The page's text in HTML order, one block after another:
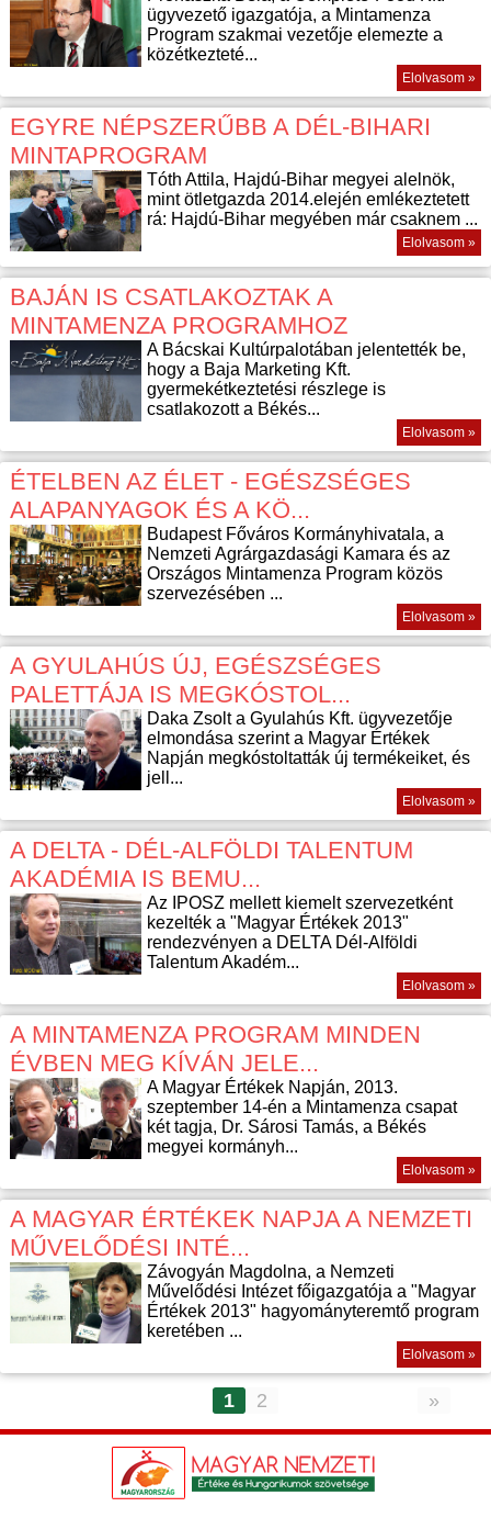
ügyvezető igazgatója, a Mintamenza
Program szakmai vezetője elemezte a
közétkezteté...
Elolvasom »
EGYRE NÉPSZERŰBB A DÉL-BIHARI
MINTAPROGRAM
Tóth Attila, Hajdú-Bihar megyei alelnök,
mint ötletgazda 2014.elején emlékeztetett
rá: Hajdú-Bihar megyében már csaknem ...
Elolvasom »
BAJÁN IS CSATLAKOZTAK A
MINTAMENZA PROGRAMHOZ
A Bácskai Kultúrpalotában jelentették be,
hogy a Baja Marketing Kft.
gyermekétkeztetési részlege is
csatlakozott a Békés...
Elolvasom »
ÉTELBEN AZ ÉLET - EGÉSZSÉGES
ALAPANYAGOK ÉS A KÖ...
Budapest Főváros Kormányhivatala, a
Nemzeti Agrárgazdasági Kamara és az
Országos Mintamenza Program közös
szervezésében ...
Elolvasom »
A GYULAHÚS ÚJ, EGÉSZSÉGES
PALETTÁJA IS MEGKÓSTOL...
Daka Zsolt a Gyulahús Kft. ügyvezetője
elmondása szerint a Magyar Értékek
Napján megkóstoltatták új termékeiket, és
jell...
Elolvasom »
A DELTA - DÉL-ALFÖLDI TALENTUM
AKADÉMIA IS BEMU...
Az IPOSZ mellett kiemelt szervezetként
kezelték a "Magyar Értékek 2013"
rendezvényen a DELTA Dél-Alföldi
Talentum Akadém...
Elolvasom »
A MINTAMENZA PROGRAM MINDEN
ÉVBEN MEG KÍVÁN JELE...
A Magyar Értékek Napján, 2013.
szeptember 14-én a Mintamenza csapat
két tagja, Dr. Sárosi Tamás, a Békés
megyei kormányh...
Elolvasom »
A MAGYAR ÉRTÉKEK NAPJA A NEMZETI
MŰVELŐDÉSI INTÉ...
Závogyán Magdolna, a Nemzeti
Művelődési Intézet főigazgatója a "Magyar
Értékek 2013" hagyományteremtő program
keretében ...
Elolvasom »
1 2 »